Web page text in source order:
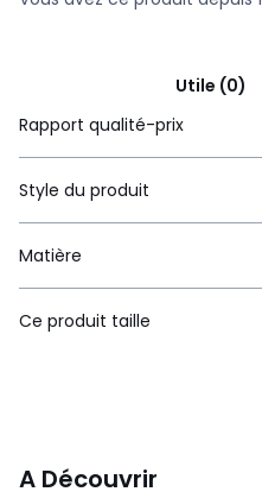
Utile (0)
Rapport qualité-prix
Style du produit
Matière
Ce produit taille
A Découvrir